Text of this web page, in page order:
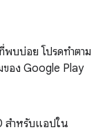
พบบ่อย โปรดทำตาม
ของ Google Play
สำหรับแอปใน